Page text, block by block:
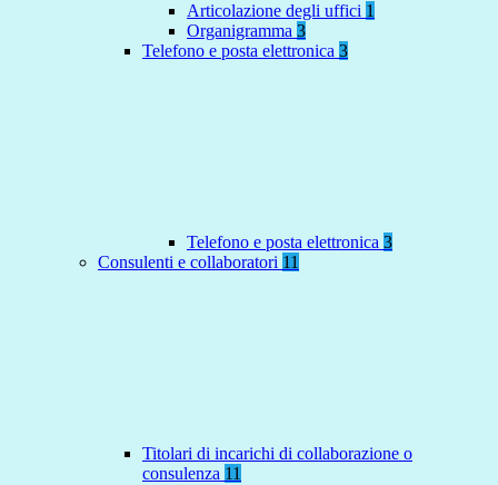
Articolazione degli uffici 1
Organigramma 3
Telefono e posta elettronica 3
Telefono e posta elettronica 3
Consulenti e collaboratori 11
Titolari di incarichi di collaborazione o
consulenza 11